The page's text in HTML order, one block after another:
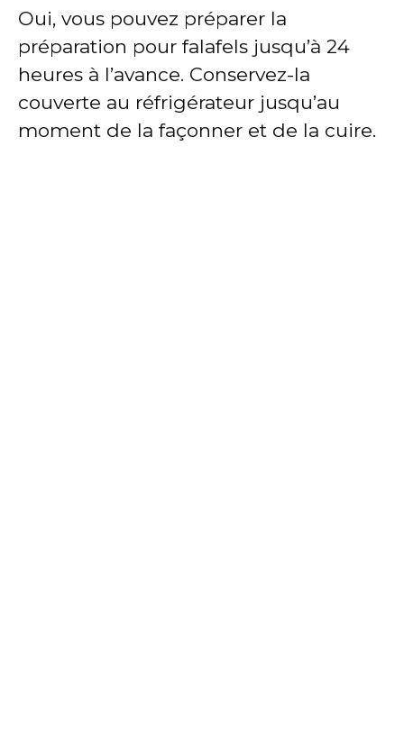
Oui, vous pouvez préparer la
préparation pour falafels jusqu’à 24
heures à l’avance. Conservez-la
couverte au réfrigérateur jusqu’au
moment de la façonner et de la cuire.